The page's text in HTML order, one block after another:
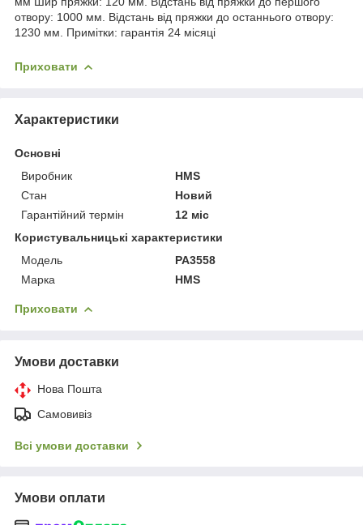
отвору: 1000 мм. Відстань від пряжки до останнього отвору:
1230 мм. Примітки: гарантія 24 місяці
Приховати
Характеристики
Основні
Виробник
HMS
Стан
Новий
Гарантійний термін
12 міс
Користувальницькі характеристики
Мoдель
PA3558
Марка
HMS
Приховати
Умови доставки
Нова Пошта
Самовивіз
Всі умови доставки
Умови оплати